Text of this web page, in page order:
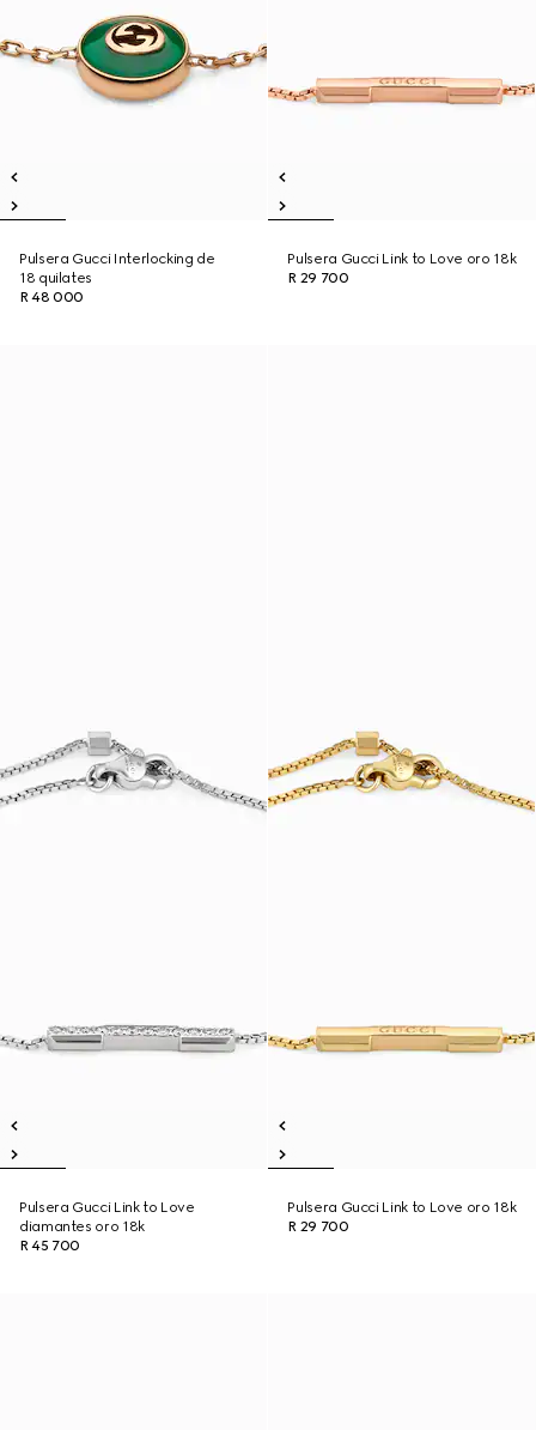
Pulsera Gucci Interlocking de
18 quilates
R 48 000
Pulsera Gucci Link to Love oro 18k
R 29 700
Pulsera Gucci Link to Love
diamantes oro 18k
R 45 700
Pulsera Gucci Link to Love oro 18k
R 29 700